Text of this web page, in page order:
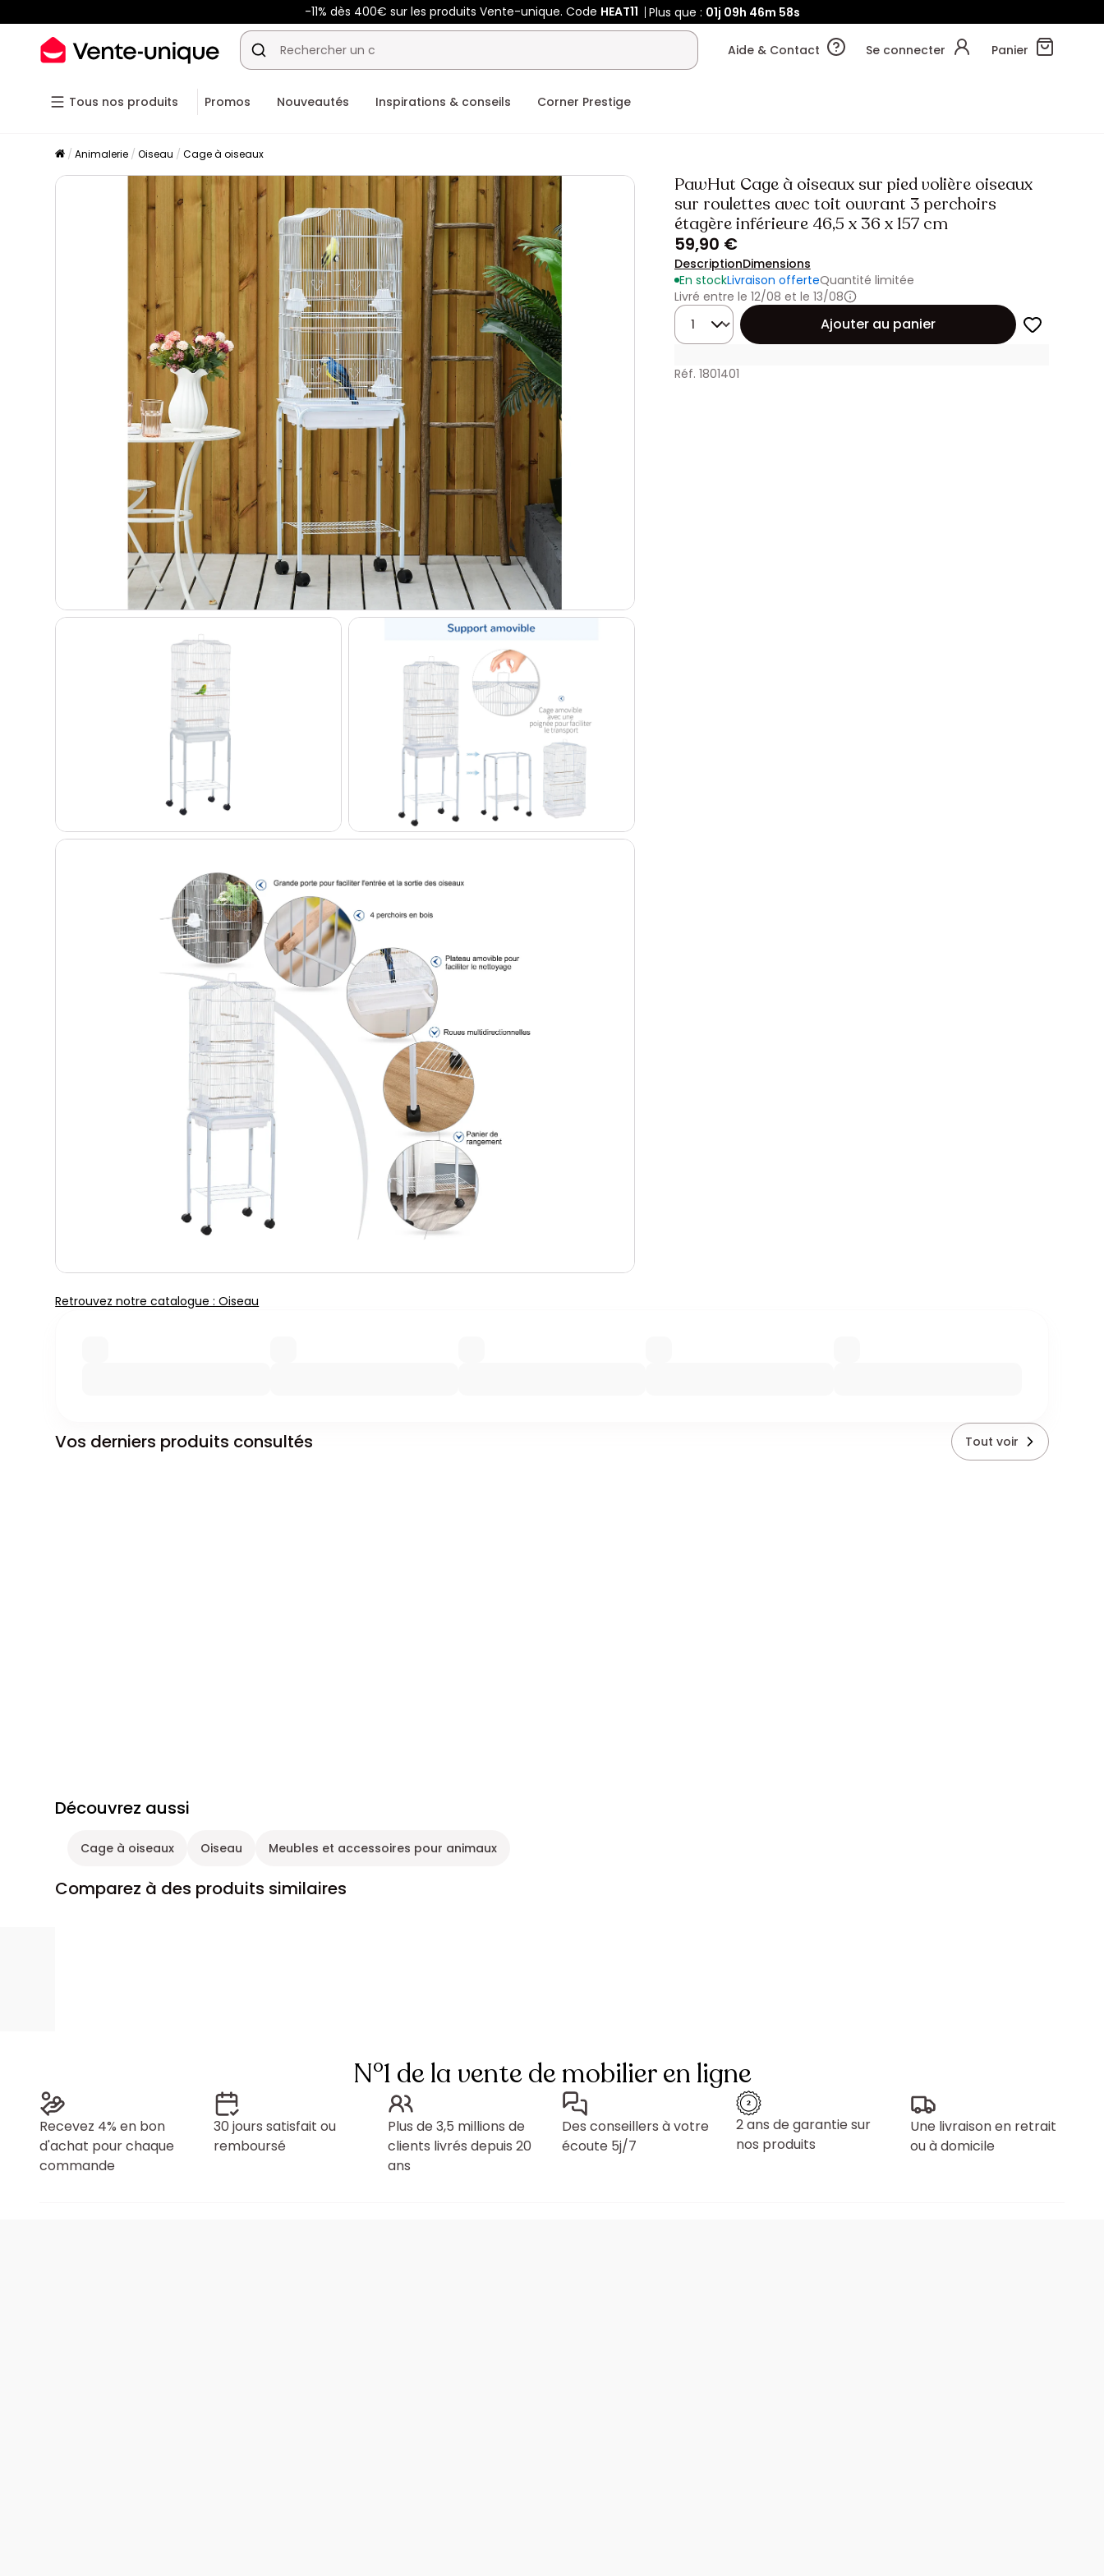
-11% dès 400€ sur les produits Vente-unique. Code HEAT11 Plus que : 01j 09h 46m 56s
Aide & Contact Se connecter Panier
Tous nos produits Promos Nouveautés Inspirations & conseils Corner Prestige
Animalerie Oiseau Cage à oiseaux
PawHut Cage à oiseaux sur pied volière oiseaux
sur roulettes avec toit ouvrant 3 perchoirs
étagère inférieure 46,5 x 36 x 157 cm
59,90 €
DescriptionDimensions
En stockLivraison offerteQuantité limitée
Livré entre le 12/08 et le 13/08
Quantité
Ajouter au panier
Réf. 1801401
Retrouvez notre catalogue : Oiseau
Vos derniers produits consultés Tout voir
Découvrez aussi
Cage à oiseaux Oiseau Meubles et accessoires pour animaux
Comparez à des produits similaires
N°1 de la vente de mobilier en ligne
Recevez 4% en bon
d'achat pour chaque
commande
30 jours satisfait ou
remboursé
Plus de 3,5 millions de
clients livrés depuis 20
ans
Des conseillers à votre
écoute 5j/7
2 ans de garantie sur
nos produits
Une livraison en retrait
ou à domicile